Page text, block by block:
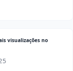
visualizações no